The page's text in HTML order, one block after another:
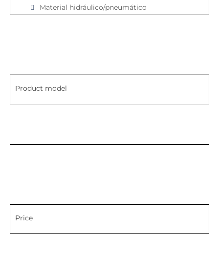
Material hidráulico/pneumático
Product model
Price